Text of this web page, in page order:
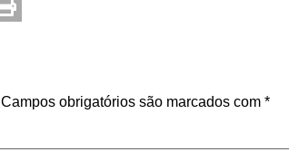
Campos obrigatórios são marcados com *